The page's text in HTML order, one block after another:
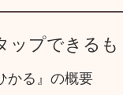
ップできるも
かる』の概要